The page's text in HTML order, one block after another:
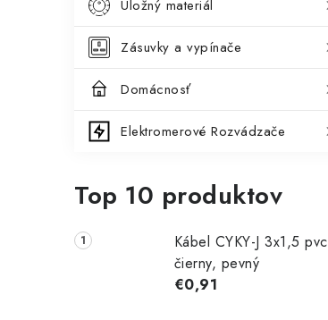
Úložný materiál
Zásuvky a vypínače
Domácnosť
Elektromerové Rozvádzače
Top 10 produktov
Kábel CYKY-J 3x1,5 pvc
čierny, pevný
€0,91